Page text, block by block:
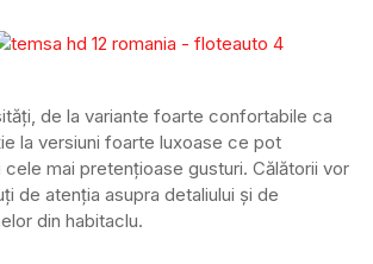
de la variante foarte confortabile ca
la versiuni foarte luxoase ce pot
mai pretențioase gusturi. Călătorii vor
de atenția asupra detaliului și de
din habitaclu.